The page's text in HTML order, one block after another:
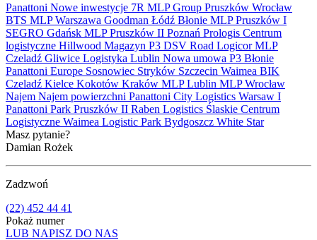
Panattoni Nowe inwestycje 7R MLP Group Pruszków Wrocław
BTS MLPWarszawa Goodman Łódź Błonie MLP Pruszków I
SEGRO Gdańsk MLP Pruszków II Poznań Prologis Centrum
logistyczne Hillwood Magazyn P3 DSV Road LogicorMLP
Czeladź Gliwice Logistyka Lublin Nowa umowa P3 Błonie
Panattoni Europe Sosnowiec Stryków Szczecin Waimea BIK
Czeladź Kielce Kokotów Kraków MLP Lublin MLP Wrocław
Najem Najem powierzchni Panattoni City Logistics Warsaw I
Panattoni Park Pruszków II Raben Logistics Ślaskie Centrum
Logistyczne Waimea Logistic Park Bydgoszcz White Star
Masz pytanie?
Damian Rożek
Zadzwoń
(22) 452 44 41
Pokaż numer
LUB NAPISZ DO NAS